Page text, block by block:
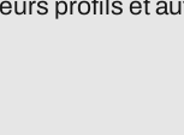
profils et